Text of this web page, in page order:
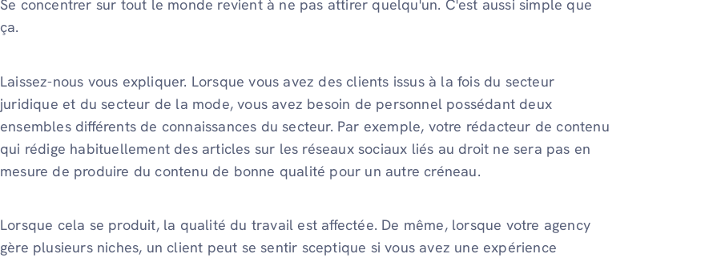
Se concentrer sur tout le monde revient à ne pas attirer quelqu'un. C'est aussi simple que
ça.
Laissez-nous vous expliquer. Lorsque vous avez des clients issus à la fois du secteur
juridique et du secteur de la mode, vous avez besoin de personnel possédant deux
ensembles différents de connaissances du secteur. Par exemple, votre rédacteur de contenu
qui rédige habituellement des articles sur les réseaux sociaux liés au droit ne sera pas en
mesure de produire du contenu de bonne qualité pour un autre créneau.
Lorsque cela se produit, la qualité du travail est affectée. De même, lorsque votre agency
gère plusieurs niches, un client peut se sentir sceptique si vous avez une expérience